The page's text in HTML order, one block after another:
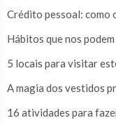
Crédito pessoal: como
Hábitos que nos
5 locais para visitar
A magia dos vestidos
16 atividades para